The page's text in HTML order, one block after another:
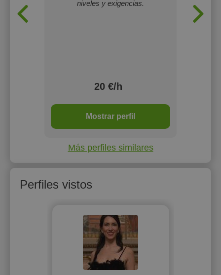
niveles y exigencias.
20 €/h
Mostrar perfil
Más perfiles similares
Perfiles vistos